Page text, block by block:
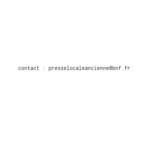
contact : presselocaleancienne@bnf.fr